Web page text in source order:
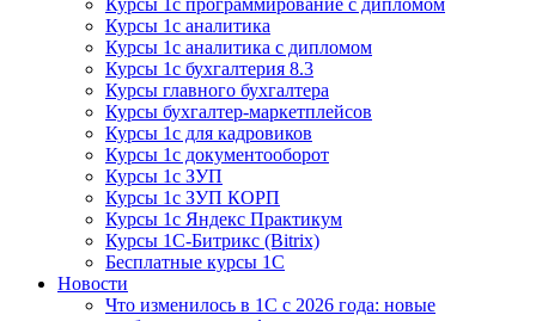
Курсы 1с программирование с дипломом
Курсы 1с аналитика
Курсы 1с аналитика с дипломом
Курсы 1с бухгалтерия 8.3
Курсы главного бухгалтера
Курсы бухгалтер-маркетплейсов
Курсы 1с для кадровиков
Курсы 1с документооборот
Курсы 1с ЗУП
Курсы 1с ЗУП КОРП
Курсы 1с Яндекс Практикум
Курсы 1С-Битрикс (Bitrix)
Бесплатные курсы 1С
Новости
Что изменилось в 1С с 2026 года: новые